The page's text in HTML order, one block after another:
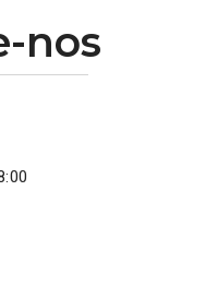
nos